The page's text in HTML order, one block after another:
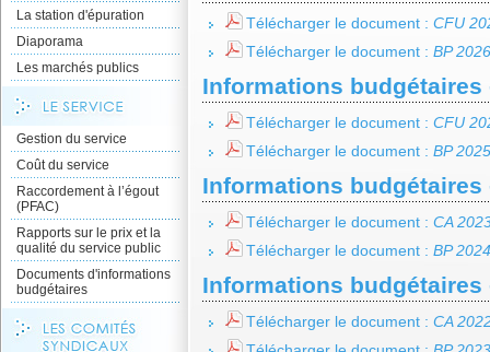
La station d'épuration
Diaporama
Les marchés publics
Gestion du service
Coût du service
Raccordement à l’égout
(PFAC)
Rapports sur le prix et la
qualité du service public
Documents d'informations
budgétaires
Télécharger le document : CFU
Télécharger le document : BP 2026
Informations budgétaires
Télécharger le document : CFU
Télécharger le document : BP 2025
Informations budgétaires
Télécharger le document : CA
Télécharger le document : BP 2024
Informations budgétaires
Télécharger le document : CA